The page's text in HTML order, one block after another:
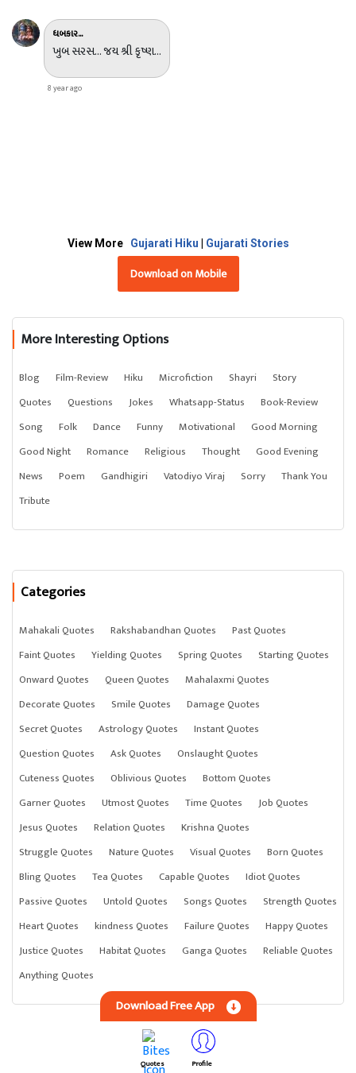
ધબકાર...
ખુબ સરસ... જય શ્રી કૃષ્ણ...
8 year ago
View More Gujarati Hiku Gujarati Stories
Download on Mobile
More Interesting Options
Blog Film-Review Hiku Microfiction Shayri
Story
Quotes
Questions Jokes Whatsapp-Status
Book-Review
Song
Folk Dance Funny Motivational
Good Morning
Good Night
Romance Religious Thought
Good Evening
News
Poem Gandhigiri Vatodiyo Viraj Sorry
Thank You
Tribute
Categories
Mahakali Quotes Rakshabandhan Quotes
Past Quotes
Faint Quotes
Yielding Quotes Spring Quotes
Starting Quotes
Onward Quotes
Queen Quotes
Mahalaxmi Quotes
Decorate Quotes
Smile Quotes
Damage Quotes
Secret Quotes
Astrology Quotes
Instant Quotes
Question Quotes
Ask Quotes
Onslaught Quotes
Cuteness Quotes
Oblivious Quotes
Bottom Quotes
Garner Quotes
Utmost Quotes Time Quotes
Job Quotes
Jesus Quotes
Relation Quotes
Krishna Quotes
Struggle Quotes
Nature Quotes Visual Quotes
Born Quotes
Bling Quotes
Tea Quotes Capable Quotes
Idiot Quotes
Passive Quotes
Untold Quotes Songs Quotes
Strength Quotes
Heart Quotes
kindness Quotes Failure Quotes
Happy Quotes
Justice Quotes
Habitat Quotes Ganga Quotes
Reliable Quotes
Anything Quotes
Download Free App
Quotes Profile